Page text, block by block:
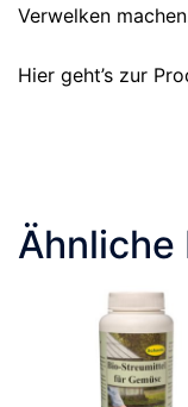
Verwelken
Hier geht’s zur
Ähnliche